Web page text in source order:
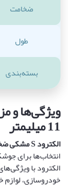
ضخامت
طول
بسته‌بندی
ویژگی‌ها و
11 میلیمتر
الکترود مشکی ضخیم 11
انتخاب‌ها برای
الکترود با
خودروسازی، لوازم